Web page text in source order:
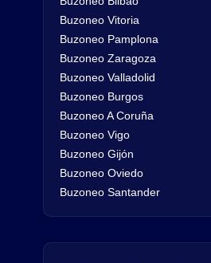
Buzoneo Vitoria
Buzoneo Pamplona
Buzoneo Zaragoza
Buzoneo Valladolid
Buzoneo Burgos
Buzoneo A Coruña
Buzoneo Vigo
Buzoneo Gijón
Buzoneo Oviedo
Buzoneo Santander